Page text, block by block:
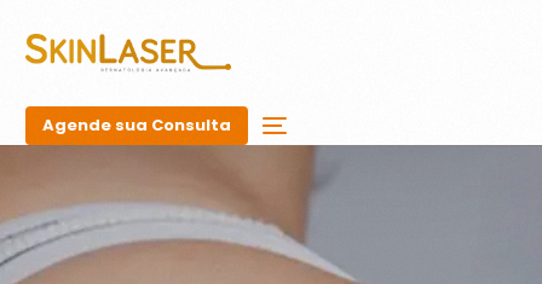
Agende sua Consulta